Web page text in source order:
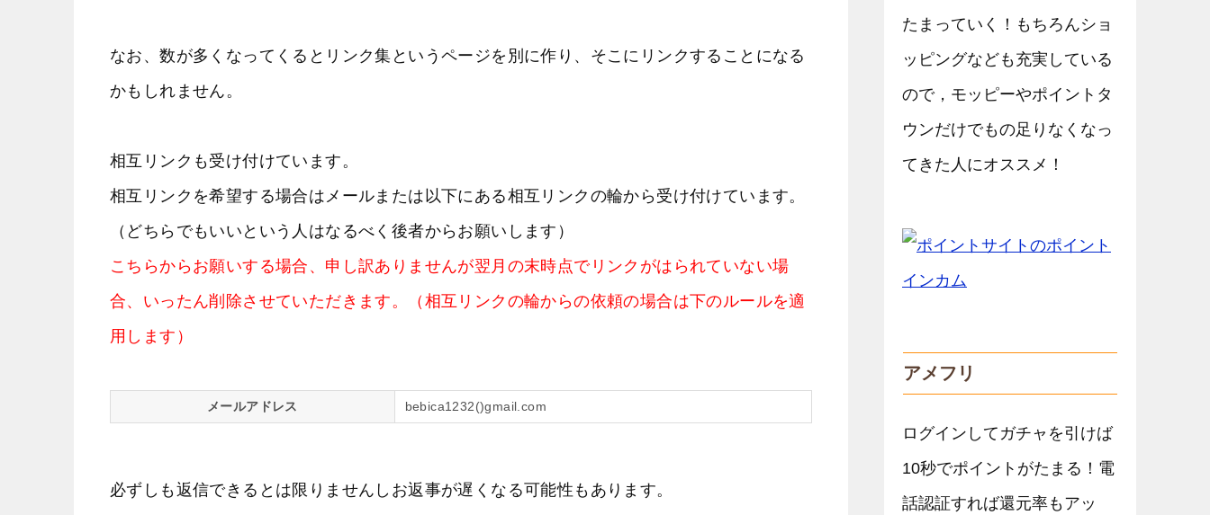
なお、数が多くなってくるとリンク集というページを別に作り、そこにリンクすることになる
かもしれません。
相互リンクも受け付けています。
相互リンクを希望する場合はメールまたは以下にある相互リンクの輪から受け付けています。
（どちらでもいいという人はなるべく後者からお願いします）
こちらからお願いする場合、申し訳ありませんが翌月の末時点でリンクがはられていない場
合、いったん削除させていただきます。（相互リンクの輪からの依頼の場合は下のルールを適
用します）
メールアドレス bebica1232()gmail.com
必ずしも返信できるとは限りませんしお返事が遅くなる可能性もあります。
たまっていく！もちろんショ
ッピングなども充実している
ので，モッピーやポイントタ
ウンだけでもの足りなくなっ
てきた人にオススメ！
アメフリ
ログインしてガチャを引けば
10秒でポイントがたまる！電
話認証すれば還元率もアッ